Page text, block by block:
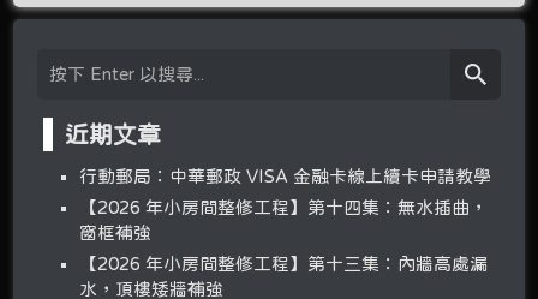
近期文章
行動郵局：中華郵政 VISA 金融卡線上續卡申請教學
【2026 年小房間整修工程】第十四集：無水插曲，
窗框補強
【2026 年小房間整修工程】第十三集：內牆高處漏
水，頂樓矮牆補強